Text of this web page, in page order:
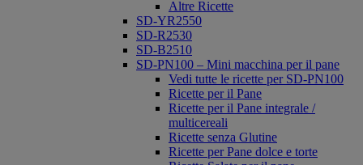
Altre Ricette
SD-YR2550
SD-R2530
SD-B2510
SD-PN100 – Mini macchina per il pane
Vedi tutte le ricette per SD-PN100
Ricette per il Pane
Ricette per il Pane integrale /
multicereali
Ricette senza Glutine
Ricette per Pane dolce e torte